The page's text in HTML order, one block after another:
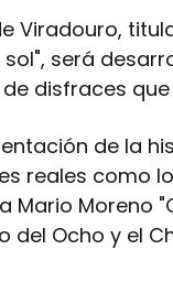
Viradouro,
sol", será
disfraces
de la
reales como
Mario Moreno
del Ocho y el